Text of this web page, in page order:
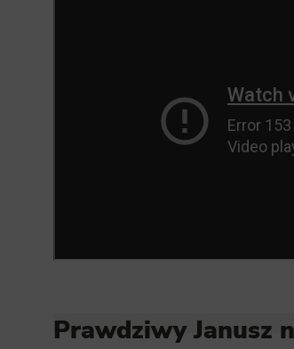
Prawdziwy Janusz